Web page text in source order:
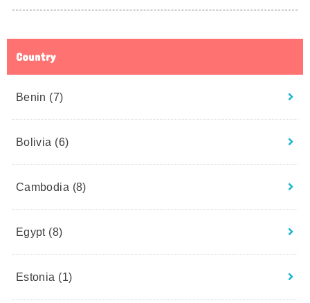
Country
Benin (7)
Bolivia (6)
Cambodia (8)
Egypt (8)
Estonia (1)